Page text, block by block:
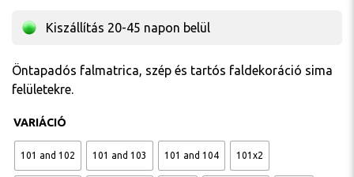
Kiszállítás 20-45 napon belül
Öntapadós falmatrica, szép és tartós faldekoráció sima
felületekre.
VARIÁCIÓ
101 and 102 101 and 103 101 and 104 101x2